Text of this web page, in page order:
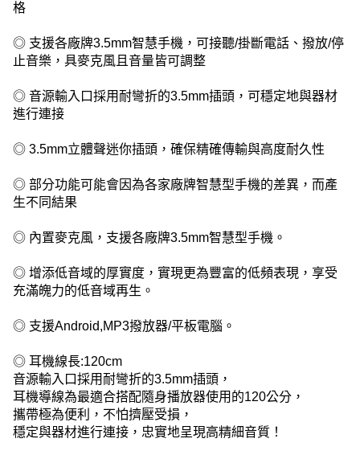
格
◎ 支援各廠牌3.5mm智慧手機，可接聽/掛斷電話、撥放/停
止音樂，具麥克風且音量皆可調整
◎ 音源輸入口採用耐彎折的3.5mm插頭，可穩定地與器材
進行連接
◎ 3.5mm立體聲迷你插頭，確保精確傳輸與高度耐久性
◎ 部分功能可能會因為各家廠牌智慧型手機的差異，而產
生不同結果
◎ 內置麥克風，支援各廠牌3.5mm智慧型手機。
◎ 增添低音域的厚實度，實現更為豐富的低頻表現，享受
充滿魄力的低音域再生。
◎ 支援Android,MP3撥放器/平板電腦。
◎ 耳機線長:120cm
音源輸入口採用耐彎折的3.5mm插頭，
耳機導線為最適合搭配隨身播放器使用的120公分，
攜帶極為便利，不怕擠壓受損，
穩定與器材進行連接，忠實地呈現高精細音質！